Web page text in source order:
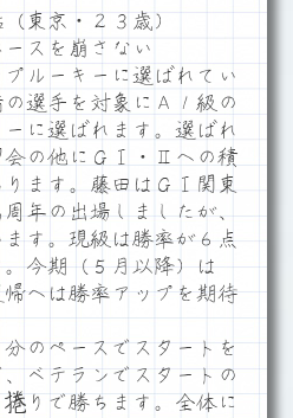
東京・２３歳）
スを崩さない
ルーキーに選ばれてい
選手を対象にＡ１級の
に選ばれます。選ばれ
会の他にＧⅠ・Ⅱへの積
ます。藤田はＧⅠ関東
年の出場しましたが、
す。現級は勝率が６点
今期（５月以降）は
へは勝率アップを期待
のペースでスタートを
ベテランでスタートの
りで勝ちます。全体に